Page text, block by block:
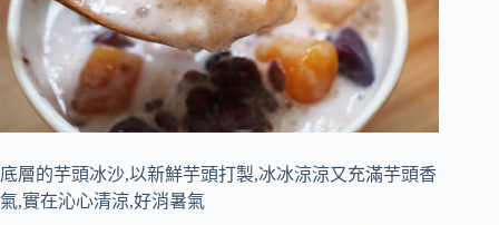
底層的芋頭冰沙,以新鮮芋頭打製,冰冰涼涼又充滿芋頭香
氣,實在沁心清涼,好消暑氣